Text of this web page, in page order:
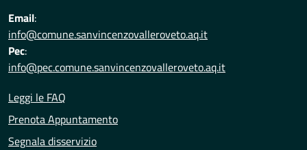
Email:
info@comune.sanvincenzovalleroveto.aq.it
Pec:
info@pec.comune.sanvincenzovalleroveto.aq.it
Leggi le FAQ
Prenota Appuntamento
Segnala disservizio